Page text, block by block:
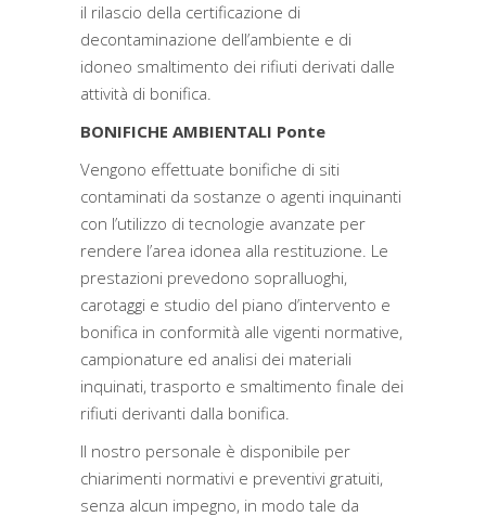
il rilascio della certificazione di
decontaminazione dell’ambiente e di
idoneo smaltimento dei rifiuti derivati dalle
attività di bonifica.
BONIFICHE AMBIENTALI Ponte
Vengono effettuate bonifiche di siti
contaminati da sostanze o agenti inquinanti
con l’utilizzo di tecnologie avanzate per
rendere l’area idonea alla restituzione. Le
prestazioni prevedono sopralluoghi,
carotaggi e studio del piano d’intervento e
bonifica in conformità alle vigenti normative,
campionature ed analisi dei materiali
inquinati, trasporto e smaltimento finale dei
rifiuti derivanti dalla bonifica.
Il nostro personale è disponibile per
chiarimenti normativi e preventivi gratuiti,
senza alcun impegno, in modo tale da